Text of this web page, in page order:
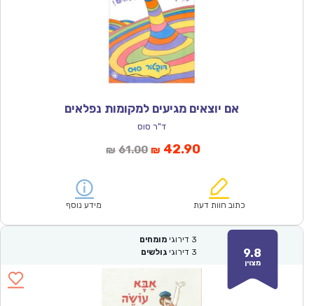
אם יוצאים מגיעים למקומות נפלאים
ד"ר סוס
₪ 61.00המחיר
₪61.00.
₪ 42.90המחיר
הוא:
כתוב חוות דעת מידע נוסף
9.8
מצוין
3 דירוגי מומחים
3 דירוגי גולשים